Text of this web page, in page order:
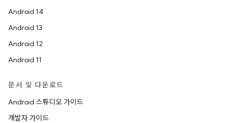
Android 14
Android 13
Android 12
Android 11
문서 및 다운로드
Android 스튜디오 가이드
개발자 가이드